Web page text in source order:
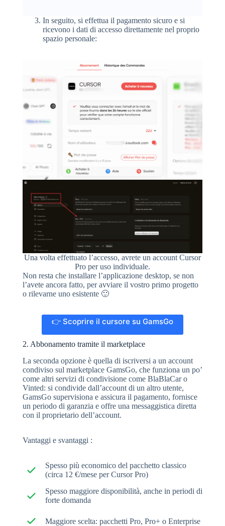
In seguito, si effettua il pagamento sicuro e si
ricevono i dati di accesso direttamente nel proprio
spazio personale:
Una volta effettuato l’accesso, avrete un account Cursor
Pro per uso individuale.
Non resta che installare l’applicazione desktop, se non
l’avete ancora fatto, per avviare il vostro primo progetto
o rilevarne uno esistente 🙂
👉 Scoprire il cursore su GamsGo
2. Abbonamento tramite il marketplace
La seconda opzione è quella di iscriversi a un account
condiviso sul marketplace GamsGo, che funziona un po’
come altri servizi di condivisione come BlaBlaCar o
Vinted: si condivide dall’account di un altro utente,
GamsGo supervisiona e assicura il pagamento, fornisce
un periodo di garanzia e offre una messaggistica diretta
con il proprietario dell’account.
Vantaggi e svantaggi :
Spesso più economico del pacchetto classico
(circa 12 €/mese per Cursor Pro)
Spesso maggiore disponibilità, anche in periodi di
forte domanda
Maggiore scelta: pacchetti Pro, Pro+ o Enterprise